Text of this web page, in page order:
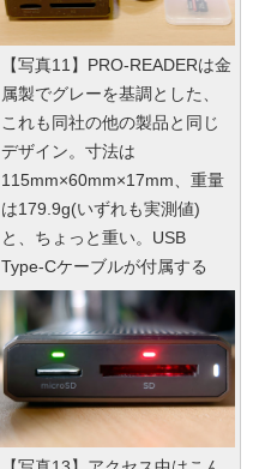
【写真11】PRO-READERは金
属製でグレーを基調とした、
これも同社の他の製品と同じ
デザイン。寸法は
115mm×60mm×17mm、重量
は179.9g(いずれも実測値)
と、ちょっと重い。USB
Type-Cケーブルが付属する